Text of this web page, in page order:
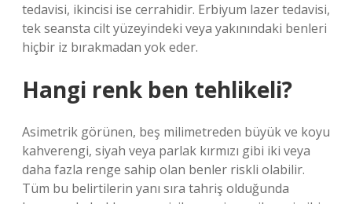
tedavisi, ikincisi ise cerrahidir. Erbiyum lazer tedavisi,
tek seansta cilt yüzeyindeki veya yakınındaki benleri
hiçbir iz bırakmadan yok eder.
Hangi renk ben tehlikeli?
Asimetrik görünen, beş milimetreden büyük ve koyu
kahverengi, siyah veya parlak kırmızı gibi iki veya
daha fazla renge sahip olan benler riskli olabilir.
Tüm bu belirtilerin yanı sıra tahriş olduğunda